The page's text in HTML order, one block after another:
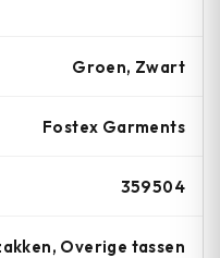
Groen, Zwart
Fostex Garments
359504
Overige tassen